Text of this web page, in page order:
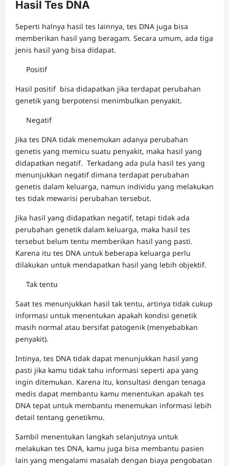
Hasil Tes DNA
Seperti halnya hasil tes lainnya, tes DNA juga bisa
memberikan hasil yang beragam. Secara umum, ada tiga
jenis hasil yang bisa didapat.
Positif
Hasil positif bisa didapatkan jika terdapat perubahan
genetik yang berpotensi menimbulkan penyakit.
Negatif
Jika tes DNA tidak menemukan adanya perubahan
genetis yang memicu suatu penyakit, maka hasil yang
didapatkan negatif. Terkadang ada pula hasil tes yang
menunjukkan negatif dimana terdapat perubahan
genetis dalam keluarga, namun individu yang melakukan
tes tidak mewarisi perubahan tersebut.
Jika hasil yang didapatkan negatif, tetapi tidak ada
perubahan genetik dalam keluarga, maka hasil tes
tersebut belum tentu memberikan hasil yang pasti.
Karena itu tes DNA untuk beberapa keluarga perlu
dilakukan untuk mendapatkan hasil yang lebih objektif.
Tak tentu
Saat tes menunjukkan hasil tak tentu, artinya tidak cukup
informasi untuk menentukan apakah kondisi genetik
masih normal atau bersifat patogenik (menyebabkan
penyakit).
Intinya, tes DNA tidak dapat menunjukkan hasil yang
pasti jika kamu tidak tahu informasi seperti apa yang
ingin ditemukan. Karena itu, konsultasi dengan tenaga
medis dapat membantu kamu menentukan apakah tes
DNA tepat untuk membantu menemukan informasi lebih
detail tentang genetikmu.
Sambil menentukan langkah selanjutnya untuk
melakukan tes DNA, kamu juga bisa membantu pasien
lain yang mengalami masalah dengan biaya pengobatan